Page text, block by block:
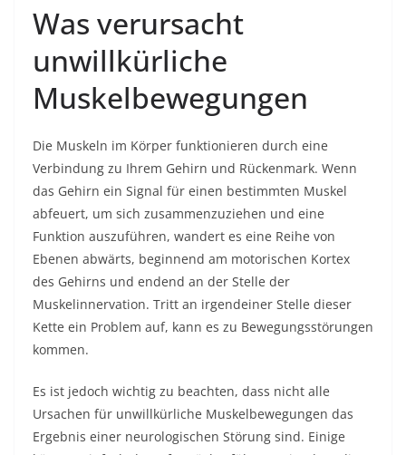
Was verursacht
unwillkürliche
Muskelbewegungen
Die Muskeln im Körper funktionieren durch eine
Verbindung zu Ihrem Gehirn und Rückenmark. Wenn
das Gehirn ein Signal für einen bestimmten Muskel
abfeuert, um sich zusammenzuziehen und eine
Funktion auszuführen, wandert es eine Reihe von
Ebenen abwärts, beginnend am motorischen Kortex
des Gehirns und endend an der Stelle der
Muskelinnervation. Tritt an irgendeiner Stelle dieser
Kette ein Problem auf, kann es zu Bewegungsstörungen
kommen.
Es ist jedoch wichtig zu beachten, dass nicht alle
Ursachen für unwillkürliche Muskelbewegungen das
Ergebnis einer neurologischen Störung sind. Einige